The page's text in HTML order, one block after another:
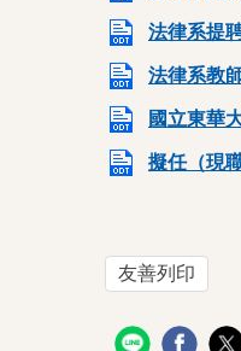
法律系提
法律系教
國立東華
擬任（現
友善列印